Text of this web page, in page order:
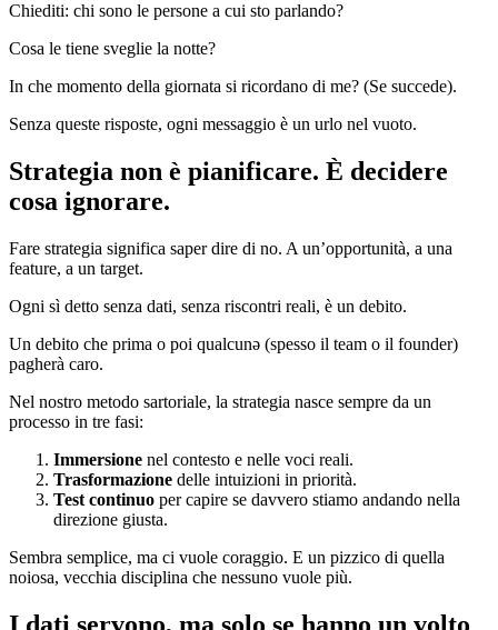
Chiediti: chi sono le persone a cui sto parlando?
Cosa le tiene sveglie la notte?
In che momento della giornata si ricordano di me? (Se succede).
Senza queste risposte, ogni messaggio è un urlo nel vuoto.
Strategia non è pianificare. È decidere
cosa ignorare.
Fare strategia significa saper dire di no. A un’opportunità, a una
feature, a un target.
Ogni sì detto senza dati, senza riscontri reali, è un debito.
Un debito che prima o poi qualcunə (spesso il team o il founder)
pagherà caro.
Nel nostro metodo sartoriale, la strategia nasce sempre da un
processo in tre fasi:
Immersione nel contesto e nelle voci reali.
Trasformazione delle intuizioni in priorità.
Test continuo per capire se davvero stiamo andando nella
direzione giusta.
Sembra semplice, ma ci vuole coraggio. E un pizzico di quella
noiosa, vecchia disciplina che nessuno vuole più.